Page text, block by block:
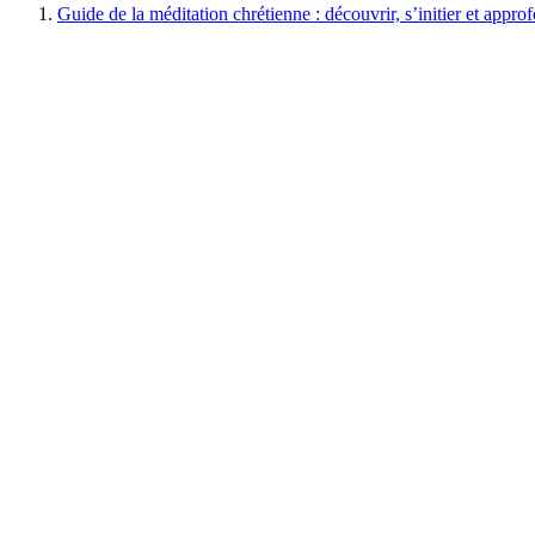
Guide de la méditation chrétienne : découvrir, s’initier et